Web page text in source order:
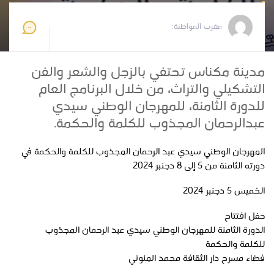
مغرب المواطنة:
مدينة مكناس تحتفي بالزجل والشعر والفن
التشكيلي والتراث، من خلال البرنامج العام
للدورة الثامنة، للمهرجان الوطني سيدي
عبدالرحمان المجذوب للكلمة والحكمة.
المهرجان الوطني سيدي عبد الرحمان المجذوب للكلمة والحكمة في
دورته الثامنة من 5 إلى 8 دجنبر 2024
الخميس 5 دجنبر 2024
حفل افتتاح
الدورة الثامنة للمهرجان الوطني سيدي عبد الرحمان المجذوب
للكلمة والحكمة
فضاء مسرح دار الثقافة محمد المنوني